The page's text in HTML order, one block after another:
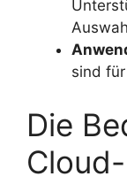
sind
Die